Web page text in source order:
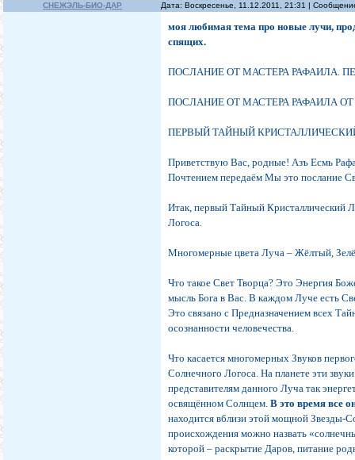
СНЕЖЭЛЬ-БИО-ДАР Дата: Воскресенье, 11.12.2011, 21:31 |
моя любимая тема про новые лучи,
спящих.
ПОСЛАНИЕ ОТ МАСТЕРА РАФАИЛА.
ПОСЛАНИЕ ОТ МАСТЕРА РАФАИЛА ОТ
ПЕРВЫЙ ТАЙНЫЙ
Приветствую Вас, родные! Азъ Есмь
Почтением передаём Мы это послание
Итак, первый Тайный Кристаллический
Логоса.
Многомерные цвета Луча – Жёлтый,
Что такое Свет Творца? Это Энергия
мысль Бога в Вас. В каждом Луче есть
Это связано с Предназначением всех
осознанности человечества.
Что касается многомерных Звуков
Солнечного Логоса. На планете эти
представителям данного Луча так
освящённом Солнцем.В это время все
находится вблизи этой мощной Звезды-
происхождения можно назвать
которой – раскрытие Даров, питание